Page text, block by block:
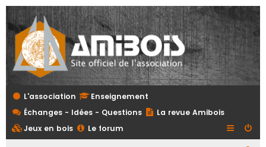
L'association
Enseignement
Échanges - Idées - Questions
La revue Amibois
Jeux en bois
Le forum